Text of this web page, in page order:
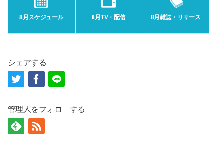
8月スケジュール 8月TV・配信 8月雑誌・リリース
シェアする
管理人をフォローする